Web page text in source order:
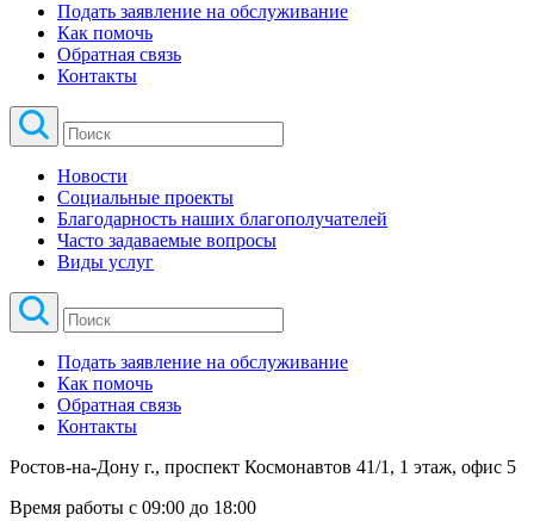
Подать заявление на обслуживание
Как помочь
Обратная связь
Контакты
Новости
Социальные проекты
Благодарность наших благополучателей
Часто задаваемые вопросы
Виды услуг
Подать заявление на обслуживание
Как помочь
Обратная связь
Контакты
Ростов-на-Дону г., проспект Космонавтов 41/1, 1 этаж, офис 5
Время работы с 09:00 до 18:00